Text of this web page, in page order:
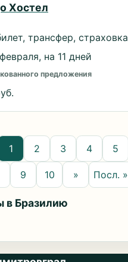
Хостел
трансфер, страховка
на 11 дней
предложения
1 2 3 4 5
9 10 » Посл. »
в Бразилию